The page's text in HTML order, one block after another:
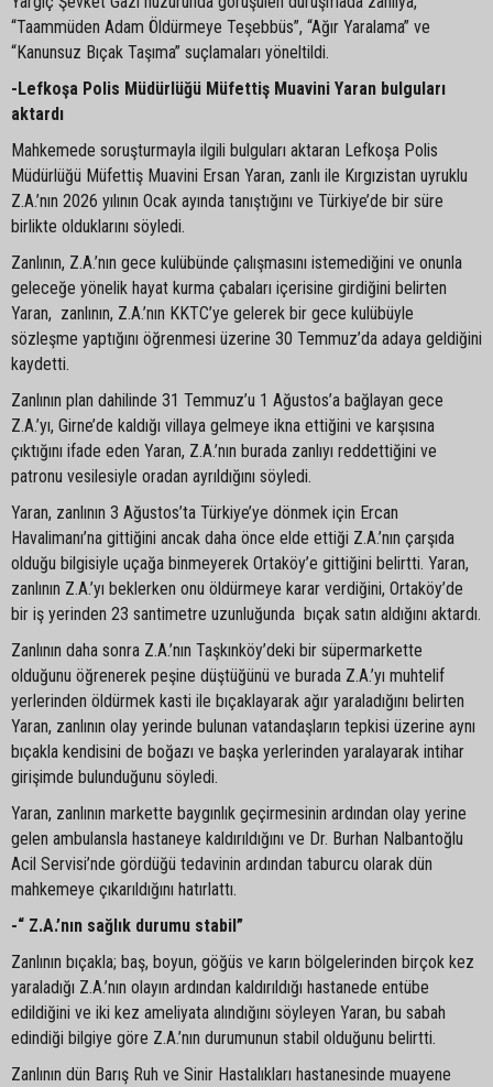
“Taammüden Adam Öldürmeye Teşebbüs”, “Ağır Yaralama” ve
“Kanunsuz Bıçak Taşıma” suçlamaları yöneltildi.
-Lefkoşa Polis Müdürlüğü Müfettiş Muavini Yaran bulguları
aktardı
Mahkemede soruşturmayla ilgili bulguları aktaran Lefkoşa Polis
Müdürlüğü Müfettiş Muavini Ersan Yaran, zanlı ile Kırgızistan uyruklu
Z.A.’nın 2026 yılının Ocak ayında tanıştığını ve Türkiye’de bir süre
birlikte olduklarını söyledi.
Zanlının, Z.A.’nın gece kulübünde çalışmasını istemediğini ve onunla
geleceğe yönelik hayat kurma çabaları içerisine girdiğini belirten
Yaran, zanlının, Z.A.’nın KKTC’ye gelerek bir gece kulübüyle
sözleşme yaptığını öğrenmesi üzerine 30 Temmuz’da adaya geldiğini
kaydetti.
Zanlının plan dahilinde 31 Temmuz’u 1 Ağustos’a bağlayan gece
Z.A.’yı, Girne’de kaldığı villaya gelmeye ikna ettiğini ve karşısına
çıktığını ifade eden Yaran, Z.A.’nın burada zanlıyı reddettiğini ve
patronu vesilesiyle oradan ayrıldığını söyledi.
Yaran, zanlının 3 Ağustos’ta Türkiye’ye dönmek için Ercan
Havalimanı’na gittiğini ancak daha önce elde ettiği Z.A.’nın çarşıda
olduğu bilgisiyle uçağa binmeyerek Ortaköy’e gittiğini belirtti. Yaran,
zanlının Z.A.’yı beklerken onu öldürmeye karar verdiğini, Ortaköy’de
bir iş yerinden 23 santimetre uzunluğunda bıçak satın aldığını aktardı.
Zanlının daha sonra Z.A.’nın Taşkınköy’deki bir süpermarkette
olduğunu öğrenerek peşine düştüğünü ve burada Z.A.’yı muhtelif
yerlerinden öldürmek kasti ile bıçaklayarak ağır yaraladığını belirten
Yaran, zanlının olay yerinde bulunan vatandaşların tepkisi üzerine aynı
bıçakla kendisini de boğazı ve başka yerlerinden yaralayarak intihar
girişimde bulunduğunu söyledi.
Yaran, zanlının markette baygınlık geçirmesinin ardından olay yerine
gelen ambulansla hastaneye kaldırıldığını ve Dr. Burhan Nalbantoğlu
Acil Servisi’nde gördüğü tedavinin ardından taburcu olarak dün
mahkemeye çıkarıldığını hatırlattı.
-“ Z.A.’nın sağlık durumu stabil”
Zanlının bıçakla; baş, boyun, göğüs ve karın bölgelerinden birçok kez
yaraladığı Z.A.’nın olayın ardından kaldırıldığı hastanede entübe
edildiğini ve iki kez ameliyata alındığını söyleyen Yaran, bu sabah
edindiği bilgiye göre Z.A.’nın durumunun stabil olduğunu belirtti.
Zanlının dün Barış Ruh ve Sinir Hastalıkları hastanesinde muayene